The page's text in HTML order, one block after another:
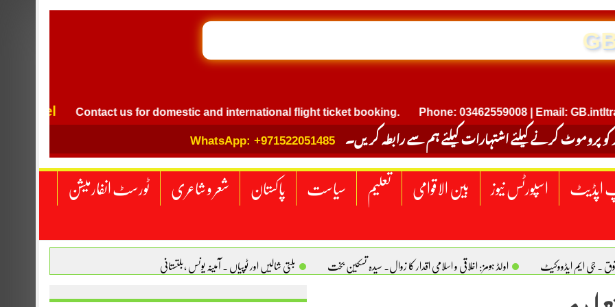
GB INTERNATIONAL
Contact us for domestic and international flight ticket booking. Phone: 03462559008 | Email:
کو پروموٹ کرنے کیلئے اشتہارات کیلئے ہم سے رابطہ کریں۔ WhatsApp: +971522051485
اپڈیٹ اسپورٹس نیوز بین الاقوامی تعلیم سیاست پاکستان شعر و شاعری ٹورسٹ انفارمیشن
. جی ایم ایڈووکیٹ اولڈ ہومز: اخلاقی و اسلامی اقدار کا زوال. سیدہ تسکین بخت بلتی شالیں اور ٹوپیاں . آمینہ یونس ،بلتستانی
امریکا